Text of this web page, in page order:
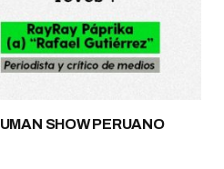
SHOW PERUANO